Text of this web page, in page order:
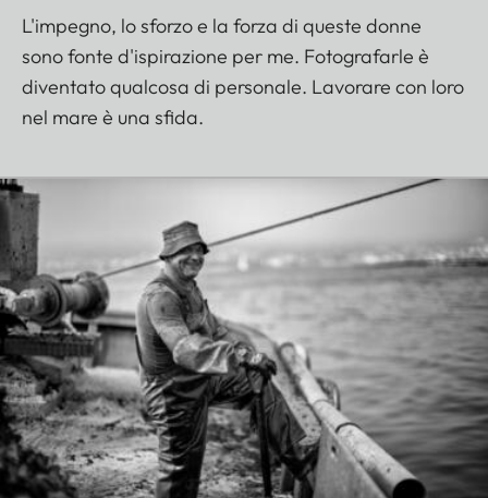
L'impegno, lo sforzo e la forza di queste donne
sono fonte d'ispirazione per me. Fotografarle è
diventato qualcosa di personale. Lavorare con loro
nel mare è una sfida.